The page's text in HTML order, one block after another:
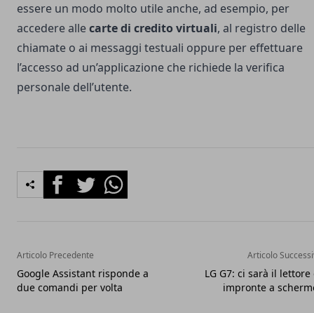
essere un modo molto utile anche, ad esempio, per
accedere allecarte di credito virtuali, al registro delle
chiamate o ai messaggi testuali oppure per effettuare
l’accesso ad un’applicazione che richiede la verifica
personale dell’utente.
FacebookTwitterWhatsapp
Articolo Precedente
Google Assistant risponde a
due comandi per volta
Articolo
LG G7: ci sarà il lettore
impronte a